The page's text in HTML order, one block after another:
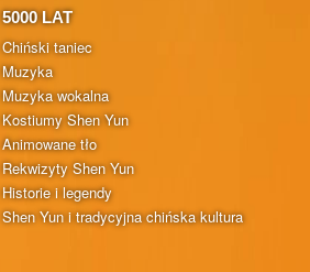
5000 LAT
Chiński taniec
Muzyka
Muzyka wokalna
Kostiumy Shen Yun
Animowane tło
Rekwizyty Shen Yun
Historie i legendy
Shen Yun i tradycyjna chińska kultura